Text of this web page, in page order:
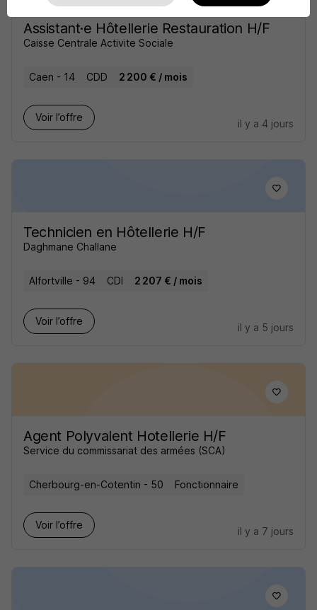
Assistant·e Hôtellerie Restauration H/F
Caisse Centrale Activite Sociale
Caen - 14 CDD 2 200 € / mois
Voir l’offre
il y a 4 jours
Technicien en Hôtellerie H/F
Daghmane Challane
Alfortville - 94 CDI 2 207 € / mois
Voir l’offre
il y a 5 jours
Agent Polyvalent Hotellerie H/F
Service du commissariat des armées (SCA)
Cherbourg-en-Cotentin - 50 Fonctionnaire
Voir l’offre
il y a 7 jours